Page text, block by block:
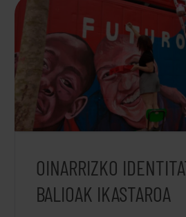
OINARRIZKO
BALIOAK IKASTAROA